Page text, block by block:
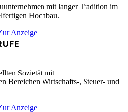
mit langer Tradition im
Hochbau.
Anzeige
Sozietät mit
Bereichen Wirtschafts-, Steuer- und
Anzeige